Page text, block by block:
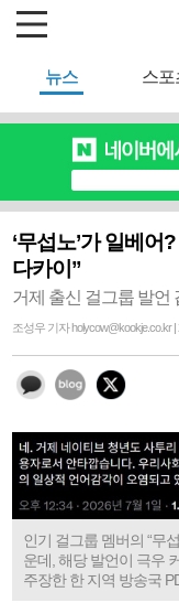
뉴스 스포
‘무섭노’가 일베
다카이”
거제 출신 걸그룹 발
조성우 기자 holycow@kookje.co.kr |
인기 걸그룹 멤버의 “무
운데, 해당 발언이 극우
주장한 한 지역 방송국